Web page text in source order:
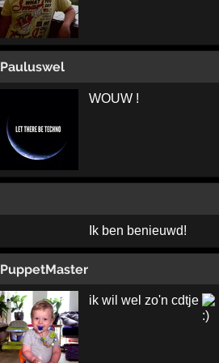
Pauluswel
WOUW !
Ik ben benieuwd!
PuppetMaster
ik wil wel zo'n cdtje